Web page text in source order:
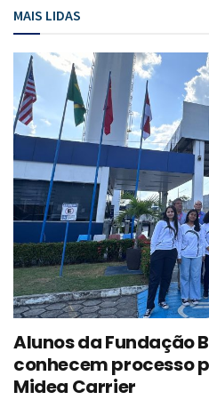
MAIS LIDAS
Alunos da Fundação
conhecem processo
Midea Carrier